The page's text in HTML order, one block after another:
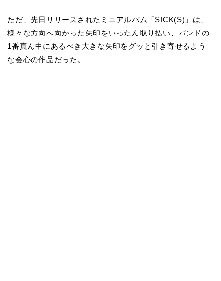
ただ、先日リリースされたミニアルバム「SICK(S)」は、
様々な方向へ向かった矢印をいったん取り払い、バンドの
1番真ん中にあるべき大きな矢印をグッと引き寄せるよう
な会心の作品だった。